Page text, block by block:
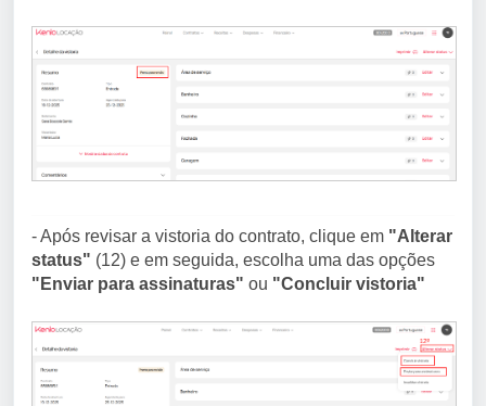
- Após revisar a vistoria do contrato, clique em "Alterar
status" (12) e em seguida, escolha uma das opções
"Enviar para assinaturas" ou "Concluir vistoria"